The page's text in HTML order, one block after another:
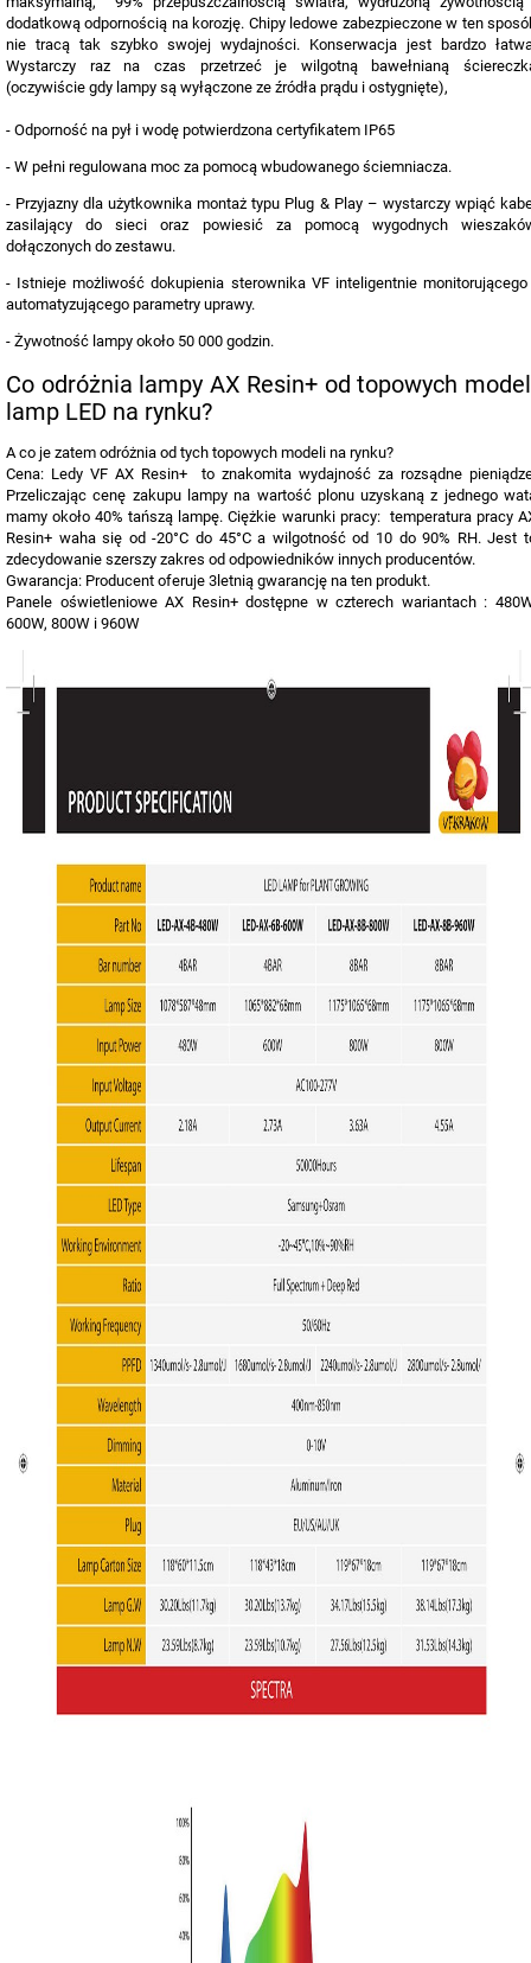
dodatkową odpornością na korozję. Chipy ledowe zabezpieczone w ten
nie tracą tak szybko swojej wydajności. Konserwacja jest bardzo
Wystarczy raz na czas przetrzeć je wilgotną bawełnianą
(oczywiście gdy lampy są wyłączone ze źródła prądu i ostygnięte),
- Odporność na pył i wodę potwierdzona certyfikatem IP65
- W pełni regulowana moc za pomocą wbudowanego ściemniacza.
- Przyjazny dla użytkownika montaż typu Plug & Play – wystarczy wpiąć
zasilający do sieci oraz powiesić za pomocą wygodnych
dołączonych do zestawu.
- Istnieje możliwość dokupienia sterownika VF inteligentnie
automatyzującego parametry uprawy.
- Żywotność lampy około 50 000 godzin.
Co odróżnia lampy AX Resin+ od topowych
lamp LED na rynku?
A co je zatem odróżnia od tych topowych modeli na rynku?
Cena: Ledy VF AX Resin+ to znakomita wydajność za rozsądne
Przeliczając cenę zakupu lampy na wartość plonu uzyskaną z jednego
mamy około 40% tańszą lampę. Ciężkie warunki pracy: temperatura pracy
Resin+ waha się od -20°C do 45°C a wilgotność od 10 do 90% RH. Jest
zdecydowanie szerszy zakres od odpowiedników innych producentów.
Gwarancja: Producent oferuje 3letnią gwarancję na ten produkt.
Panele oświetleniowe AX Resin+ dostępne w czterech wariantach :
600W, 800W i 960W